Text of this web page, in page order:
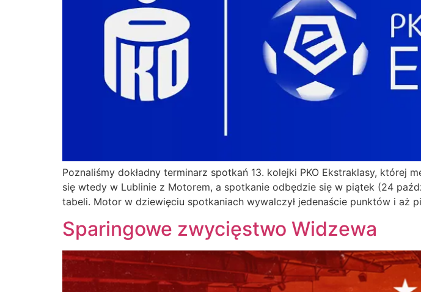
Poznaliśmy dokładny terminarz spotkań 13. kolejki PKO Ekstraklasy,
się wtedy w Lublinie z Motorem, a spotkanie odbędzie się w piątek (24
tabeli. Motor w dziewięciu spotkaniach wywalczył jedenaście punktów i aż
Sparingowe zwycięstwo Widzewa